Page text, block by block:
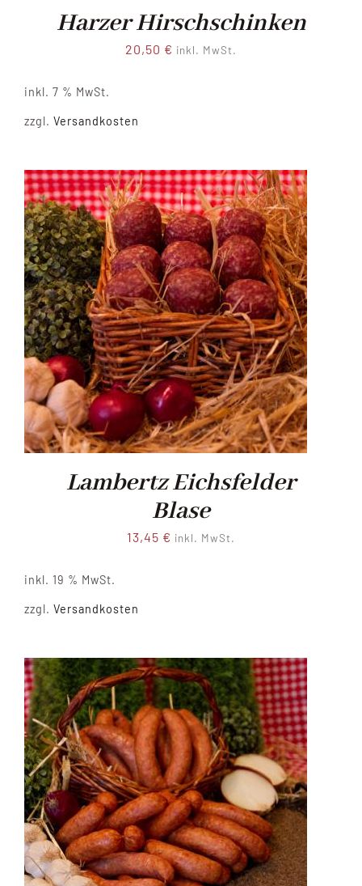
Harzer Hirschschinken
20,50 € inkl. MwSt.
inkl. 7 % MwSt.
zzgl. Versandkosten
Lambertz Eichsfelder
Blase
13,45 € inkl. MwSt.
inkl. 19 % MwSt.
zzgl. Versandkosten